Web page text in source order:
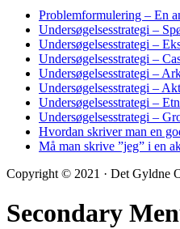
Problemformulering – En
Undersøgelsesstrategi –
Undersøgelsesstrategi –
Undersøgelsesstrategi –
Undersøgelsesstrategi –
Undersøgelsesstrategi –
Undersøgelsesstrategi –
Undersøgelsesstrategi –
Hvordan skriver man en
Må man skrive ”jeg” i en
Copyright © 2021 · Det Gyldne
Secondary